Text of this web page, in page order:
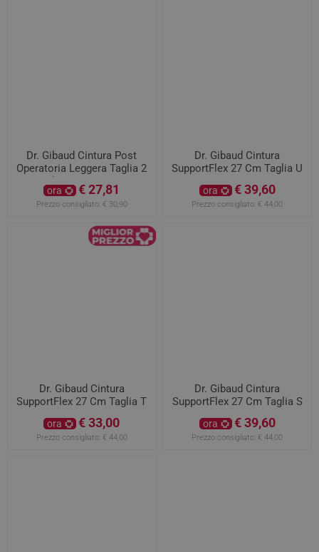
Dr. Gibaud Cintura Post
Operatoria Leggera Taglia 2
da 75 a 85 cm
ora € 27,81
Prezzo consigliato: € 30,90
Dr. Gibaud Cintura
SupportFlex 27 Cm Taglia U
ora € 39,60
Prezzo consigliato: € 44,00
Dr. Gibaud Cintura
SupportFlex 27 Cm Taglia T
ora € 33,00
Prezzo consigliato: € 44,00
Dr. Gibaud Cintura
SupportFlex 27 Cm Taglia S
ora € 39,60
Prezzo consigliato: € 44,00